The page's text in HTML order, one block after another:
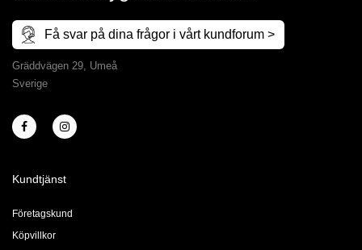
Få svar på dina frågor i vårt kundforum >
Gräddvägen 29, Umeå
Sverige
Kundtjänst
Företagskund
Köpvillkor